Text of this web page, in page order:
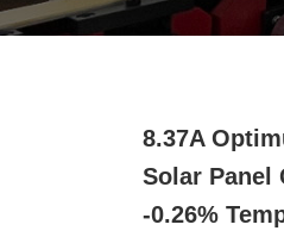
8.37A
Solar Panel
-0.26%